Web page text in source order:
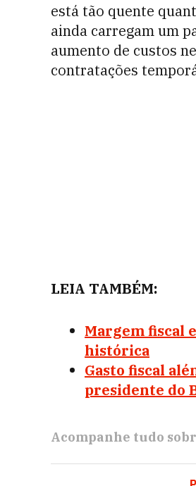
está tão quente
ainda carregam um
aumento de custos
contratações
LEIA TAMBÉM:
Margem fiscal
histórica
Gasto fiscal
presidente do
Acompanhe tudo